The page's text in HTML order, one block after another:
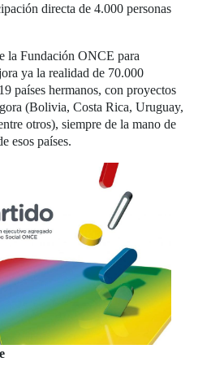
directa de 4.000 personas
la Fundación ONCE para
ya la realidad de 70.000
países hermanos, con proyectos
(Bolivia, Costa Rica, Uruguay,
otros), siempre de la mano de
esos países.